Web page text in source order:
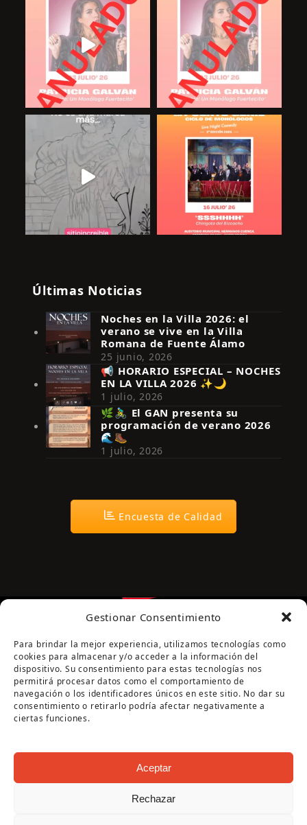
Gestionar Consentimiento
Para brindar la mejor experiencia, utilizamos tecnologías como
cookies para almacenar y/o acceder a la información del
dispositivo. Su consentimiento para estas tecnologías nos
permitirá procesar datos como el comportamiento de
navegación o los identificadores únicos en este sitio. No dar su
consentimiento o retirarlo podría afectar negativamente a
ciertas funciones.
Aceptar
Rechazar
Síguenos en Instagram
Últimas Noticias
Noches en la Villa 2026: el
verano se vive en la Villa
Romana de Fuente Álamo
25 junio, 2026
📢 HORARIO ESPECIAL – NOCHES
EN LA VILLA 2026 ✨🌙
1 julio, 2026
🌿🚴‍♂️ El GAN presenta su
programación de verano 2026
🌊🥾
1 julio, 2026
Encuesta de Calidad
Página cofinanciada por la Diputación de Córdoba